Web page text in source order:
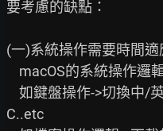
要考慮的缺點：
(一)系統操作需要時間適
C..etc